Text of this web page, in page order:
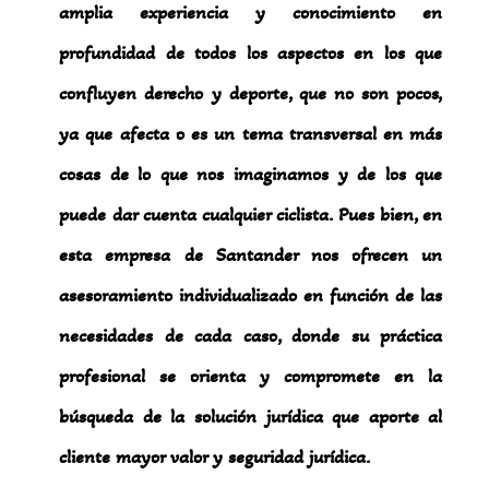
amplia experiencia y conocimiento en
profundidad de todos los aspectos en los que
confluyen derecho y deporte, que no son pocos,
ya que afecta o es un tema transversal en más
cosas de lo que nos imaginamos y de los que
puede dar cuenta cualquier ciclista. Pues bien, en
esta empresa de Santander nos ofrecen un
asesoramiento individualizado en función de las
necesidades de cada caso, donde su práctica
profesional se orienta y compromete en la
búsqueda de la solución jurídica que aporte al
cliente mayor valor y seguridad jurídica.